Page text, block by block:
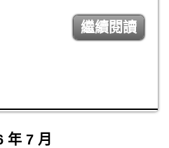
繼續閱讀
年 7 月